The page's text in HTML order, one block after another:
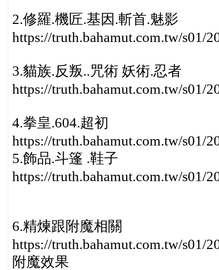
2.修羅.機匠.基因.斬首.魅影
https://truth.bahamut.com.tw/s01/
3.貓族.反叛..咒術 妖術.忍者
https://truth.bahamut.com.tw/s01/
4.拳皇.604.超初
https://truth.bahamut.com.tw/s01/
5.飾品.斗篷 .鞋子
https://truth.bahamut.com.tw/s01/
6.精煉跟附魔相關
https://
附魔效果